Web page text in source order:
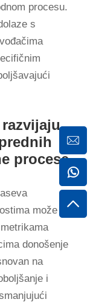
procesu.
s
procese
može
donošenje
na
i